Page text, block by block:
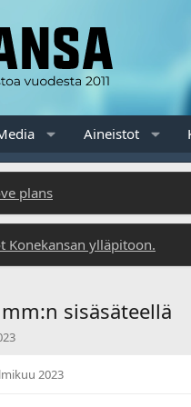
Aineistot
plans
Konekansan ylläpitoon.
sisäsäteellä
2023